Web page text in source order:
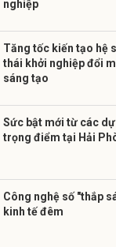
nghiệp
Tăng tốc kiến tạo hệ
thái khởi nghiệp đổi
sáng tạo
Sức bật mới từ các dự
trọng điểm tại Hải
Công nghệ số "thắp
kinh tế đêm